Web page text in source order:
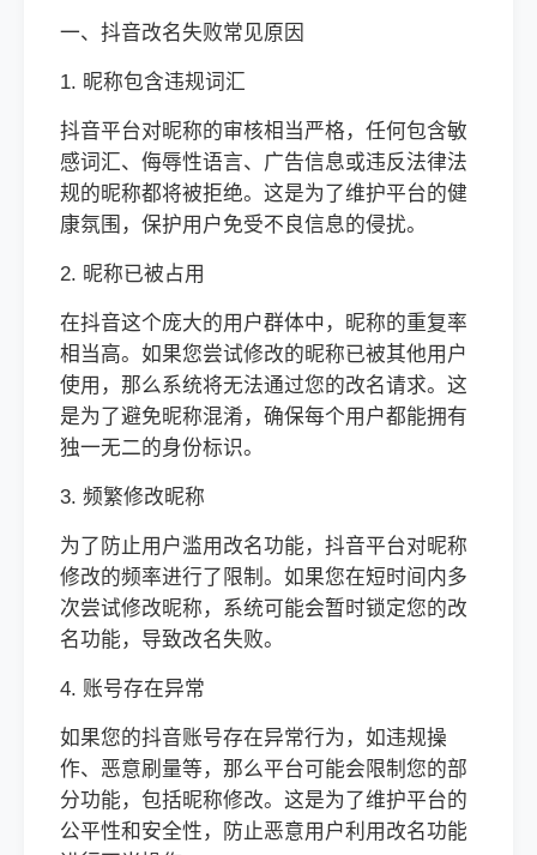
一、抖音改名失败常见原因
1. 昵称包含违规词汇
抖音平台对昵称的审核相当严格，任何包含敏
感词汇、侮辱性语言、广告信息或违反法律法
规的昵称都将被拒绝。这是为了维护平台的健
康氛围，保护用户免受不良信息的侵扰。
2. 昵称已被占用
在抖音这个庞大的用户群体中，昵称的重复率
相当高。如果您尝试修改的昵称已被其他用户
使用，那么系统将无法通过您的改名请求。这
是为了避免昵称混淆，确保每个用户都能拥有
独一无二的身份标识。
3. 频繁修改昵称
为了防止用户滥用改名功能，抖音平台对昵称
修改的频率进行了限制。如果您在短时间内多
次尝试修改昵称，系统可能会暂时锁定您的改
名功能，导致改名失败。
4. 账号存在异常
如果您的抖音账号存在异常行为，如违规操
作、恶意刷量等，那么平台可能会限制您的部
分功能，包括昵称修改。这是为了维护平台的
公平性和安全性，防止恶意用户利用改名功能